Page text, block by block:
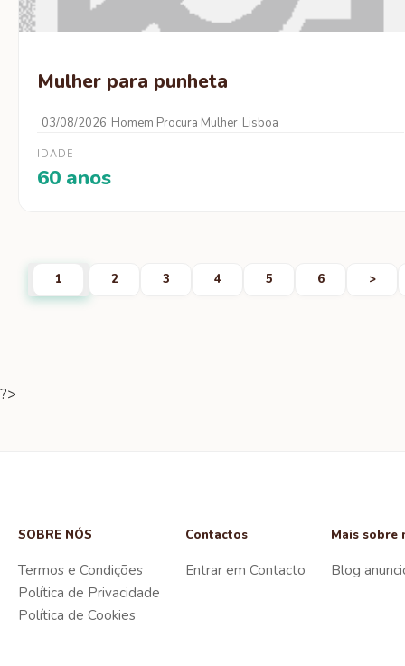
Mulher para punheta
03/08/2026 Homem Procura Mulher Lisboa
IDADE
60 anos
1 2 3 4 5 6 >
?>
SOBRE NÓS
Termos e Condições
Política de Privacidade
Política de Cookies
Contactos
Entrar em Contacto
Mais sobre
Blog